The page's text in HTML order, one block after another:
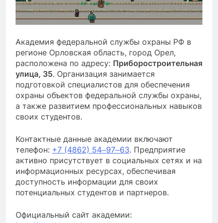
Академия федеральной службы охраны РФ в
регионе Орловская область, город Орел,
расположена по адресу: Приборостроительная
улица, 35. Организация занимается
подготовкой специалистов для обеспечения
охраны объектов федеральной службы охраны,
а также развитием профессиональных навыков
своих студентов.
Контактные данные академии включают
телефон: +7 (4862) 54‒97‒63. Предприятие
активно присутствует в социальных сетях и на
информационных ресурсах, обеспечивая
доступность информации для своих
потенциальных студентов и партнеров.
Официальный сайт академии: